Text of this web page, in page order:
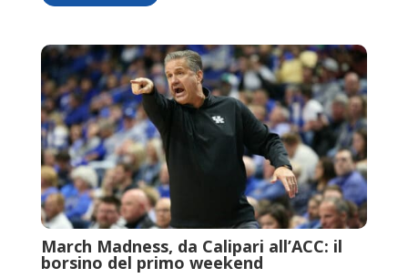
March Madness, da Calipari all’ACC: il
borsino del primo weekend